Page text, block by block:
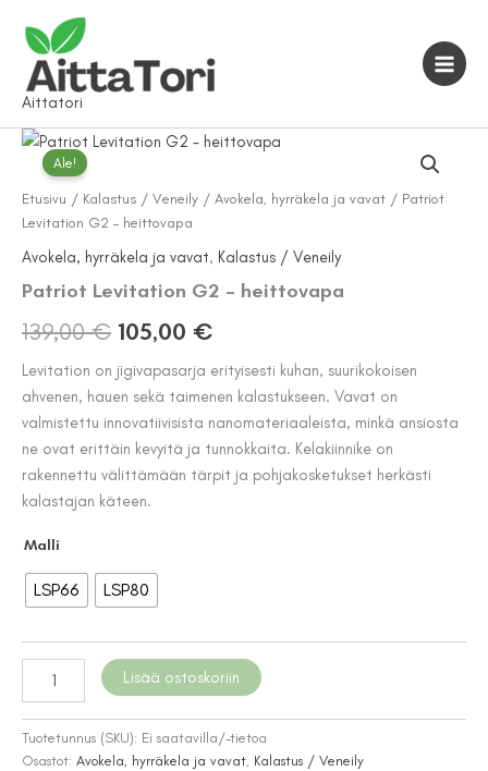
sisältöön
Aittatori
Ale!
Etusivu / Kalastus / Veneily / Avokela, hyrräkela ja vavat / Patriot
Levitation G2 – heittovapa
Avokela, hyrräkela ja vavat, Kalastus / Veneily
Patriot Levitation G2 – heittovapa
139,00€ Alkuperäinen
hinta
oli:
139,00 €.
105,00 €
hinta
on:
105,00 €.
Levitation on jigivapasarja erityisesti kuhan, suurikokoisen
ahvenen, hauen sekä taimenen kalastukseen. Vavat on
valmistettu innovatiivisista nanomateriaaleista, minkä ansiosta
ne ovat erittäin kevyitä ja tunnokkaita. Kelakiinnike on
rakennettu välittämään tärpit ja pohjakosketukset herkästi
kalastajan käteen.
Malli
LSP66 LSP80
Levitation
-
heittovapa
Lisää ostoskoriin
Tuotetunnus (SKU): Ei saatavilla/-tietoa
Osastot: Avokela, hyrräkela ja vavat, Kalastus / Veneily